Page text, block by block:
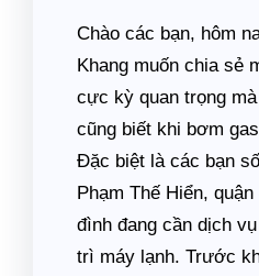
Chào các bạn, hôm
Khang muốn chia sẻ
cực kỳ quan trọng
cũng biết khi bơm
Đặc biệt là các bạn
Phạm Thế Hiển,
đình đang cần dịch
trì máy lạnh. Trước